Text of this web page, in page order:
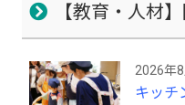
【教育・人材
2026年
キッチ